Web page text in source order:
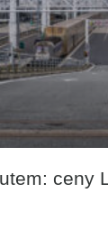
ceny